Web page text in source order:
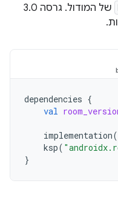
של המודול. גרסה 3.0
dependencies {
val
implementation(
ksp(
}